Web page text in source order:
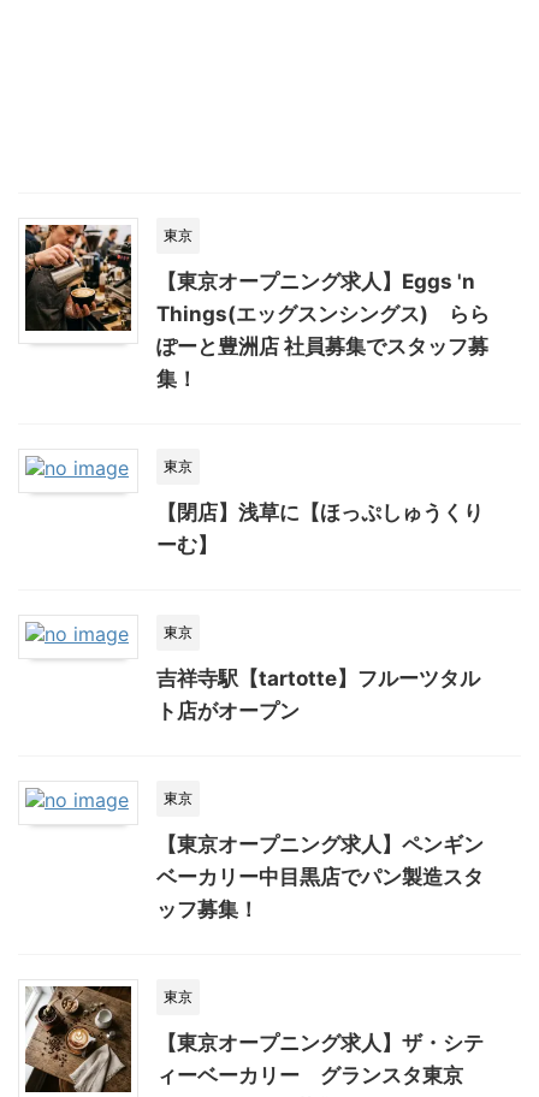
東京
【東京オープニング求人】Eggs 'n
Things(エッグスンシングス) らら
ぽーと豊洲店 社員募集でスタッフ募
集！
東京
【閉店】浅草に【ほっぷしゅうくり
ーむ】
東京
吉祥寺駅【tartotte】フルーツタル
ト店がオープン
東京
【東京オープニング求人】ペンギン
ベーカリー中目黒店でパン製造スタ
ッフ募集！
東京
【東京オープニング求人】ザ・シテ
ィーベーカリー グランスタ東京